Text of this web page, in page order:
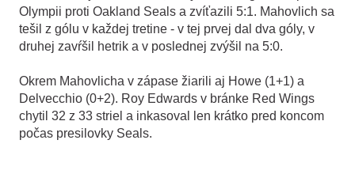
Olympii proti Oakland Seals a zvíťazili 5:1. Mahovlich sa
tešil z gólu v každej tretine - v tej prvej dal dva góly, v
druhej zavŕšil hetrik a v poslednej zvýšil na 5:0.
Okrem Mahovlicha v zápase žiarili aj Howe (1+1) a
Delvecchio (0+2). Roy Edwards v bránke Red Wings
chytil 32 z 33 striel a inkasoval len krátko pred koncom
počas presilovky Seals.